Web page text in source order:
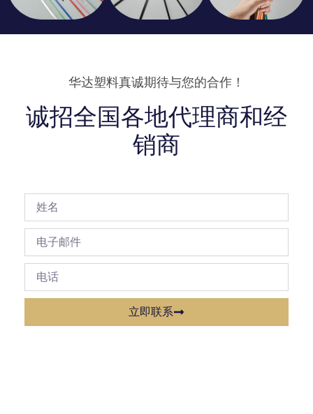
华达塑料真诚期待与您的合作！
诚招全国各地代理商和经
销商
立即联系